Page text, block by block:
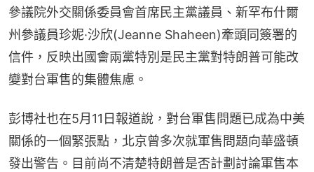
參議院外交關係委員會首席民主黨議員、新罕布什爾
州參議員珍妮·沙欣(Jeanne Shaheen)牽頭同簽署的
信件，反映出國會兩黨特別是民主黨對特朗普可能改
變對台軍售的集體焦慮。
彭博社也在5月11日報道說，對台軍售問題已成為中美
關係的一個緊張點，北京曾多次就軍售問題向華盛頓
發出警告。目前尚不清楚特朗普是否計劃討論軍售本